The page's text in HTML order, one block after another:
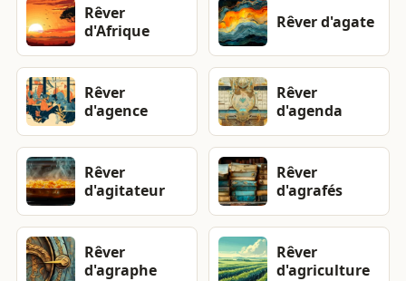
Rêver
d'Afrique
Rêver d'agate
Rêver
d'agence
Rêver
d'agenda
Rêver
d'agitateur
Rêver
d'agrafés
Rêver
d'agraphe
Rêver
d'agriculture